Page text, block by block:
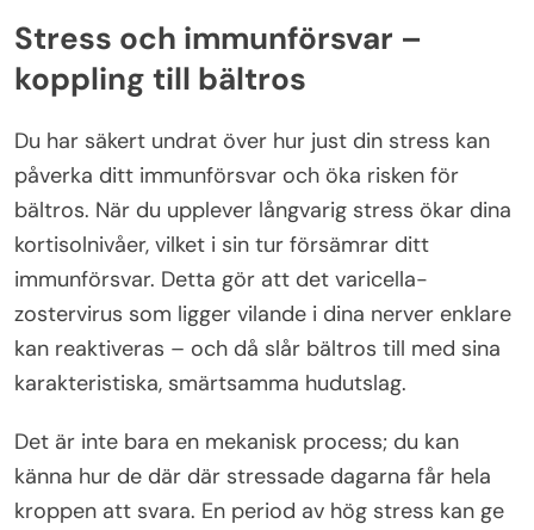
Stress och immunförsvar –
koppling till bältros
Du har säkert undrat över hur just din stress kan
påverka ditt immunförsvar och öka risken för
bältros. När du upplever långvarig stress ökar dina
kortisolnivåer, vilket i sin tur försämrar ditt
immunförsvar. Detta gör att det varicella-
zostervirus som ligger vilande i dina nerver enklare
kan reaktiveras – och då slår bältros till med sina
karakteristiska, smärtsamma hudutslag.
Det är inte bara en mekanisk process; du kan
känna hur de där där stressade dagarna får hela
kroppen att svara. En period av hög stress kan ge